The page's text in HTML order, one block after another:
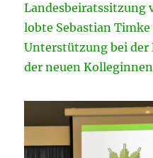
Landesbeiratssitzung
lobte Sebastian
Unterstützung bei
der neuen